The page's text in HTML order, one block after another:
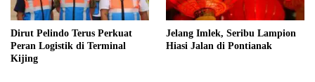
Dirut Pelindo Terus Perkuat
Peran Logistik di Terminal
Kijing
Jelang Imlek, Seribu Lampion
Hiasi Jalan di Pontianak